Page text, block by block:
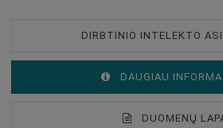
DIRBTINIO INTELEKTO
DAUGIAU
DUOMENŲ